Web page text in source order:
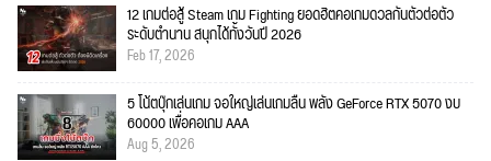
12 เกมต่อสู้ Steam เกม Fighting ยอดฮิตคอเกมดวลกันตัวต่อตัว
ระดับตำนาน สนุกได้ทั้งวันปี 2026
Feb 17, 2026
5 โน้ตบุ๊กเล่นเกม จอใหญ่เล่นเกมลื่น พลัง GeForce RTX 5070 งบ
60000 เพื่อคอเกม AAA
Aug 5, 2026